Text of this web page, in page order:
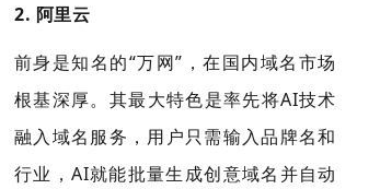
2. 阿里云
前身是知名的“万网”，在国内域名市场
根基深厚。其最大特色是率先将AI技术
融入域名服务，用户只需输入品牌名和
行业，AI就能批量生成创意域名并自动